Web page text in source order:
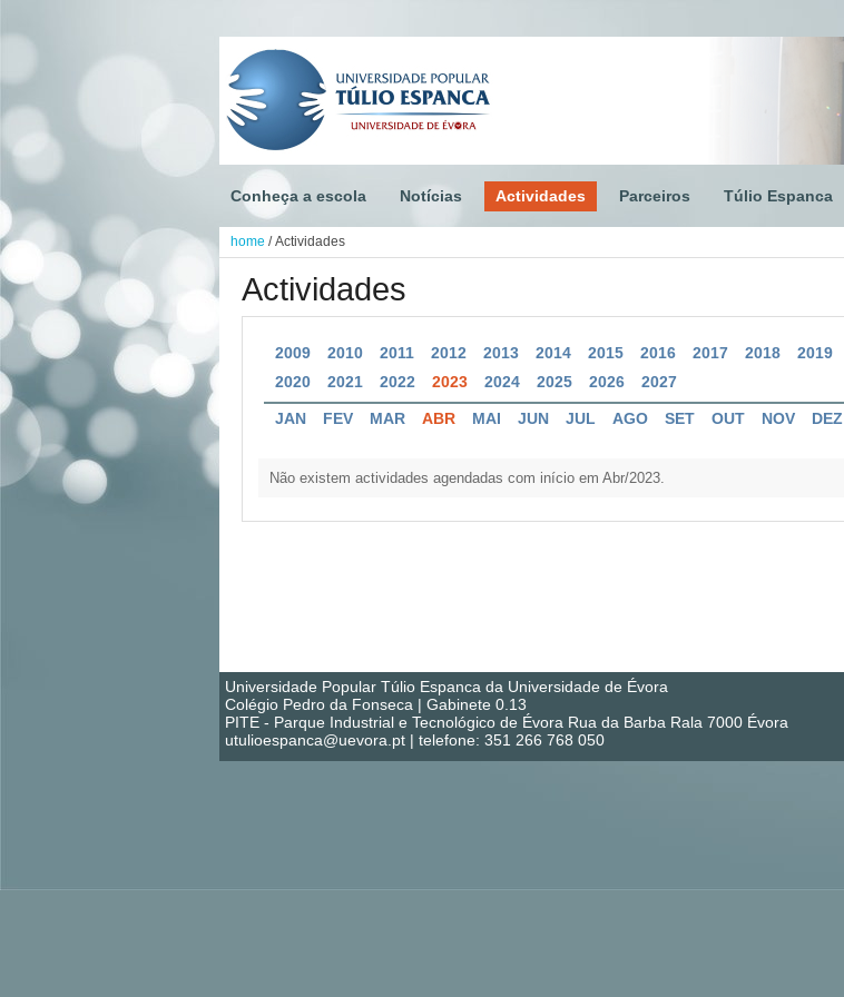
Conheça a escola Notícias Actividades Parceiros Túlio Espanca
home / Actividades
Actividades
2009 2010 2011 2012 2013 2014 2015 2016 2017 2018
2019
2020
2021 2022 2023 2024 2025 2026 2027
JAN FEV MAR ABR MAI JUN JUL AGO SET OUT NOV DEZ
Não existem actividades agendadas com início em Abr/2023.
Universidade Popular Túlio Espanca da Universidade de Évora
Colégio Pedro da Fonseca | Gabinete 0.13
PITE - Parque Industrial e Tecnológico de Évora Rua da Barba Rala 7000 Évora
utulioespanca@uevora.pt | telefone: 351 266 768 050